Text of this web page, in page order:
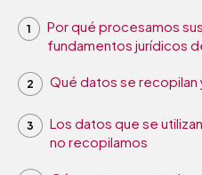
Por qué procesamos
fundamentos jurídicos
Qué datos se recopilan
Los datos que se
no recopilamos